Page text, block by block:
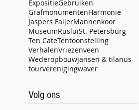
ExpositieGebruiken
GrafmonumentenHarmonie
Jaspers FaijerMannenkoor
MuseumRusluiSt. Petersburg
Ten CateTentoonstelling
VerhalenVriezenveen
Wederopbouwjansen & tilanus
tourverenigingwaver
Volg ons